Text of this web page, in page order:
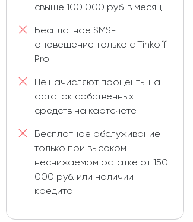
свыше 100 000 руб. в месяц
Бесплатное SMS-
оповещение только с Tinkoff
Pro
Не начисляют проценты на
остаток собственных
средств на картсчете
Бесплатное обслуживание
только при высоком
неснижаемом остатке от 150
000 руб. или наличии
кредита